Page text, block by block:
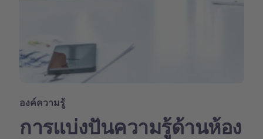
องค์ความรู้
การแบ่งปันความรู้ด้านห้อง